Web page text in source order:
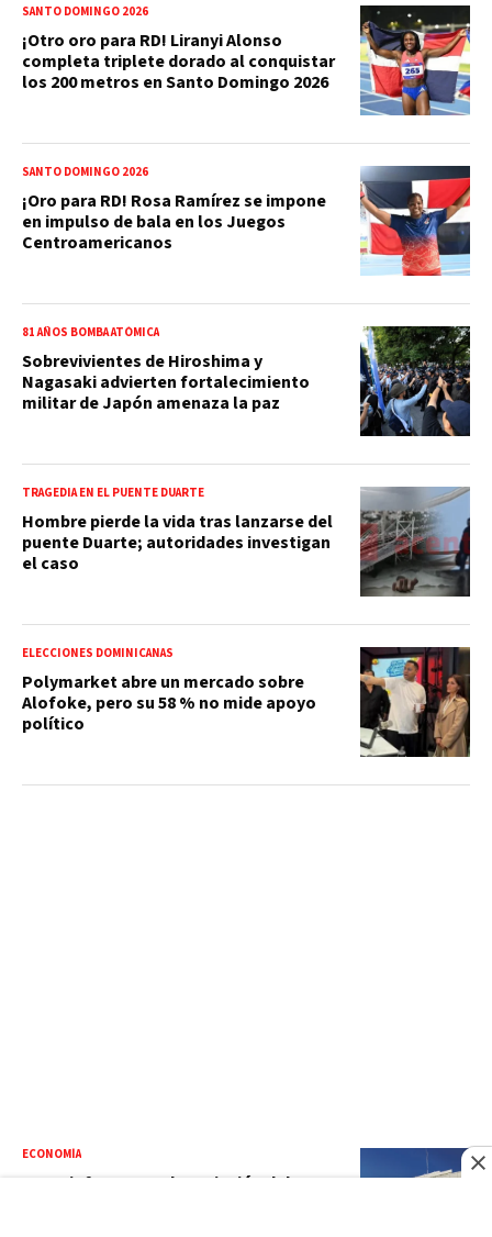
SANTO DOMINGO 2026
¡Otro oro para RD! Liranyi Alonso
completa triplete dorado al conquistar
los 200 metros en Santo Domingo 2026
SANTO DOMINGO 2026
¡Oro para RD! Rosa Ramírez se impone
en impulso de bala en los Juegos
Centroamericanos
81 AÑOS BOMBA ATÓMICA
Sobrevivientes de Hiroshima y
Nagasaki advierten fortalecimiento
militar de Japón amenaza la paz
TRAGEDIA EN EL PUENTE DUARTE
Hombre pierde la vida tras lanzarse del
puente Duarte; autoridades investigan
el caso
ELECCIONES DOMINICANAS
Polymarket abre un mercado sobre
Alofoke, pero su 58 % no mide apoyo
político
ECONOMÍA
BCRD informa que la variación del IPC